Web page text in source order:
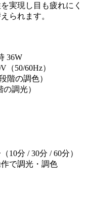
実現し目も疲れにく
られます。
36W
50/60Hz）
階の調色）
調光）
10分 / 30分 / 60分）
で調光・調色